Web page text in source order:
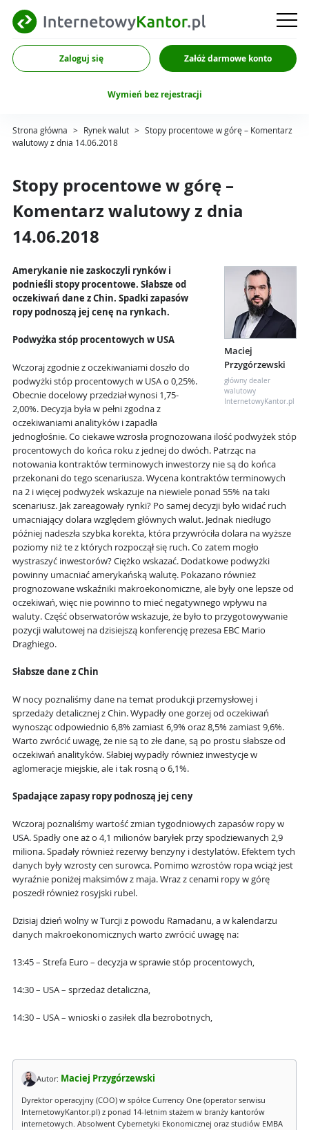
Zaloguj się Załóż darmowe konto
Wymień bez rejestracji
Strona główna > Rynek walut > Stopy procentowe w górę – Komentarz
walutowy z dnia 14.06.2018
Stopy procentowe w górę –
Komentarz walutowy z dnia
14.06.2018
Maciej
Przygórzewski
główny dealer
walutowy
InternetowyKantor.pl
Amerykanie nie zaskoczyli rynków i
podnieśli stopy procentowe. Słabsze od
oczekiwań dane z Chin. Spadki zapasów
ropy podnoszą jej cenę na rynkach.
Podwyżka stóp procentowych w USA
Wczoraj zgodnie z oczekiwaniami doszło do
podwyżki stóp procentowych w USA o 0,25%.
Obecnie docelowy przedział wynosi 1,75-
2,00%. Decyzja była w pełni zgodna z
oczekiwaniami analityków i zapadła
jednogłośnie. Co ciekawe wzrosła prognozowana ilość podwyżek stóp
procentowych do końca roku z jednej do dwóch. Patrząc na
notowania kontraktów terminowych inwestorzy nie są do końca
przekonani do tego scenariusza. Wycena kontraktów terminowych
na 2 i więcej podwyżek wskazuje na niewiele ponad 55% na taki
scenariusz. Jak zareagowały rynki? Po samej decyzji było widać ruch
umacniający dolara względem głównych walut. Jednak niedługo
później nadeszła szybka korekta, która przywróciła dolara na wyższe
poziomy niż te z których rozpoczął się ruch. Co zatem mogło
wystraszyć inwestorów? Ciężko wskazać. Dodatkowe podwyżki
powinny umacniać amerykańską walutę. Pokazano również
prognozowane wskaźniki makroekonomiczne, ale były one lepsze od
oczekiwań, więc nie powinno to mieć negatywnego wpływu na
waluty. Część obserwatorów wskazuje, że było to przygotowywanie
pozycji walutowej na dzisiejszą konferencję prezesa EBC Mario
Draghiego.
Słabsze dane z Chin
W nocy poznaliśmy dane na temat produkcji przemysłowej i
sprzedaży detalicznej z Chin. Wypadły one gorzej od oczekiwań
wynosząc odpowiednio 6,8% zamiast 6,9% oraz 8,5% zamiast 9,6%.
Warto zwrócić uwagę, że nie są to złe dane, są po prostu słabsze od
oczekiwań analityków. Słabiej wypadły również inwestycje w
aglomeracje miejskie, ale i tak rosną o 6,1%.
Spadające zapasy ropy podnoszą jej ceny
Wczoraj poznaliśmy wartość zmian tygodniowych zapasów ropy w
USA. Spadły one aż o 4,1 milionów baryłek przy spodziewanych 2,9
miliona. Spadały również rezerwy benzyny i destylatów. Efektem tych
danych były wzrosty cen surowca. Pomimo wzrostów ropa wciąż jest
wyraźnie poniżej maksimów z maja. Wraz z cenami ropy w górę
poszedł również rosyjski rubel.
Dzisiaj dzień wolny w Turcji z powodu Ramadanu, a w kalendarzu
danych makroekonomicznych warto zwrócić uwagę na:
13:45 – Strefa Euro – decyzja w sprawie stóp procentowych,
14:30 – USA – sprzedaż detaliczna,
14:30 – USA – wnioski o zasiłek dla bezrobotnych,
Autor: Maciej Przygórzewski
Dyrektor operacyjny (COO) w spółce Currency One (operator serwisu
InternetowyKantor.pl) z ponad 14-letnim stażem w branży kantorów
internetowych. Absolwent Cybernetyki Ekonomicznej oraz studiów EMBA